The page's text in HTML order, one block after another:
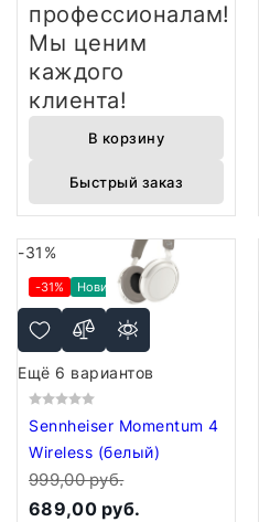
профессионалам!
Мы ценим
каждого
клиента!
В корзину
Быстрый заказ
-31%
-31% Новинка
Ещё 6 вариантов
Sennheiser Momentum 4
Wireless (белый)
999,00 руб.
689,00 руб.